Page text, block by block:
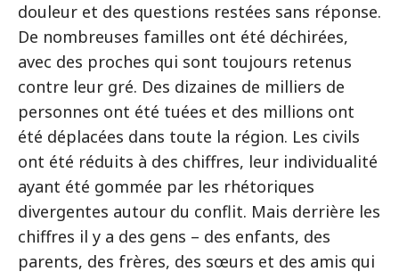
douleur et des questions restées sans réponse.
De nombreuses familles ont été déchirées,
avec des proches qui sont toujours retenus
contre leur gré. Des dizaines de milliers de
personnes ont été tuées et des millions ont
été déplacées dans toute la région. Les civils
ont été réduits à des chiffres, leur individualité
ayant été gommée par les rhétoriques
divergentes autour du conflit. Mais derrière les
chiffres il y a des gens – des enfants, des
parents, des frères, des sœurs et des amis qui